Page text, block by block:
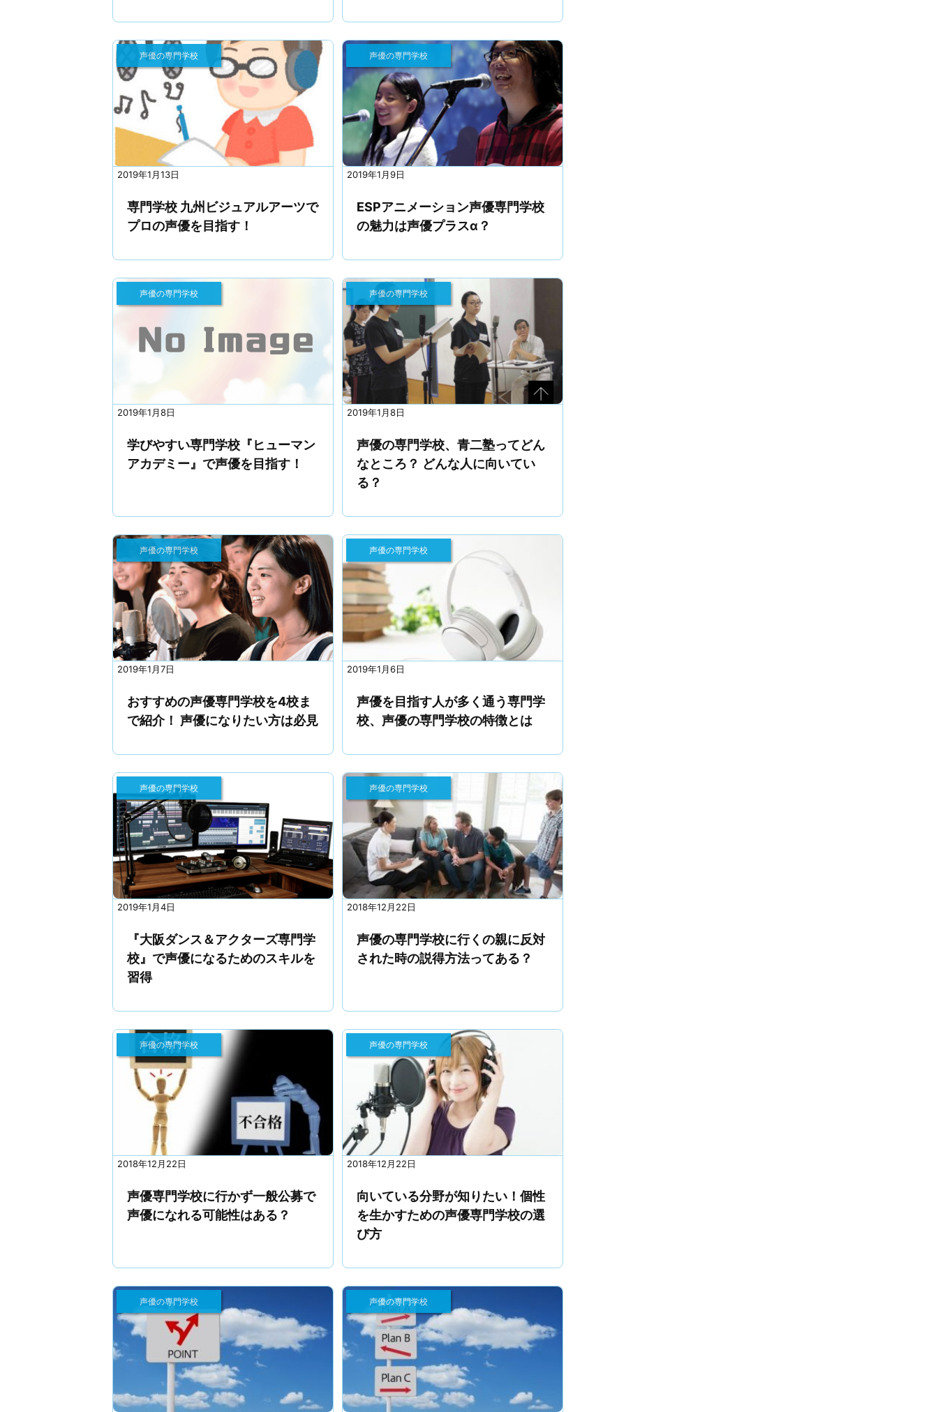
2019年1月13日
声優の専門学校
専門学校 九州ビジュアルアーツで
プロの声優を目指す！
2019年1月9日
声優の専門学校
ESPアニメーション声優専門学校
の魅力は声優プラスα？
2019年1月8日
声優の専門学校
学びやすい専門学校『ヒューマン
アカデミー』で声優を目指す！
2019年1月8日
声優の専門学校
声優の専門学校、青二塾ってどん
なところ？ どんな人に向いてい
る？
2019年1月7日
声優の専門学校
おすすめの声優専門学校を4校ま
で紹介！ 声優になりたい方は必見
2019年1月6日
声優の専門学校
声優を目指す人が多く通う専門学
校、声優の専門学校の特徴とは
2019年1月4日
声優の専門学校
『大阪ダンス＆アクターズ専門学
校』で声優になるためのスキルを
習得
2018年12月22日
声優の専門学校
声優の専門学校に行くの親に反対
された時の説得方法ってある？
2018年12月22日
声優の専門学校
声優専門学校に行かず一般公募で
声優になれる可能性はある？
2018年12月22日
声優の専門学校
向いている分野が知りたい！個性
を生かすための声優専門学校の選
び方
声優の専門学校 声優の専門学校